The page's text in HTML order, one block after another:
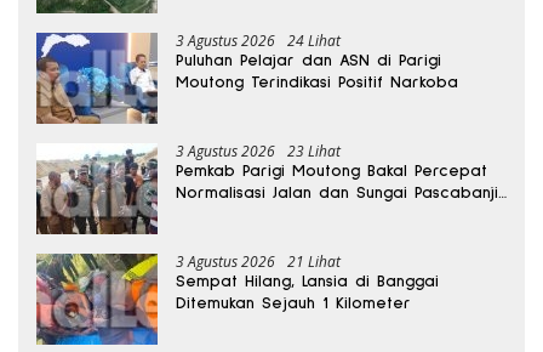
3 Agustus 2026 24 Lihat
Puluhan Pelajar dan ASN di Parigi
Moutong Terindikasi Positif Narkoba
3 Agustus 2026 23 Lihat
Pemkab Parigi Moutong Bakal Percepat
Normalisasi Jalan dan Sungai Pascabanjir
3 Agustus 2026 21 Lihat
Sempat Hilang, Lansia di Banggai
Ditemukan Sejauh 1 Kilometer